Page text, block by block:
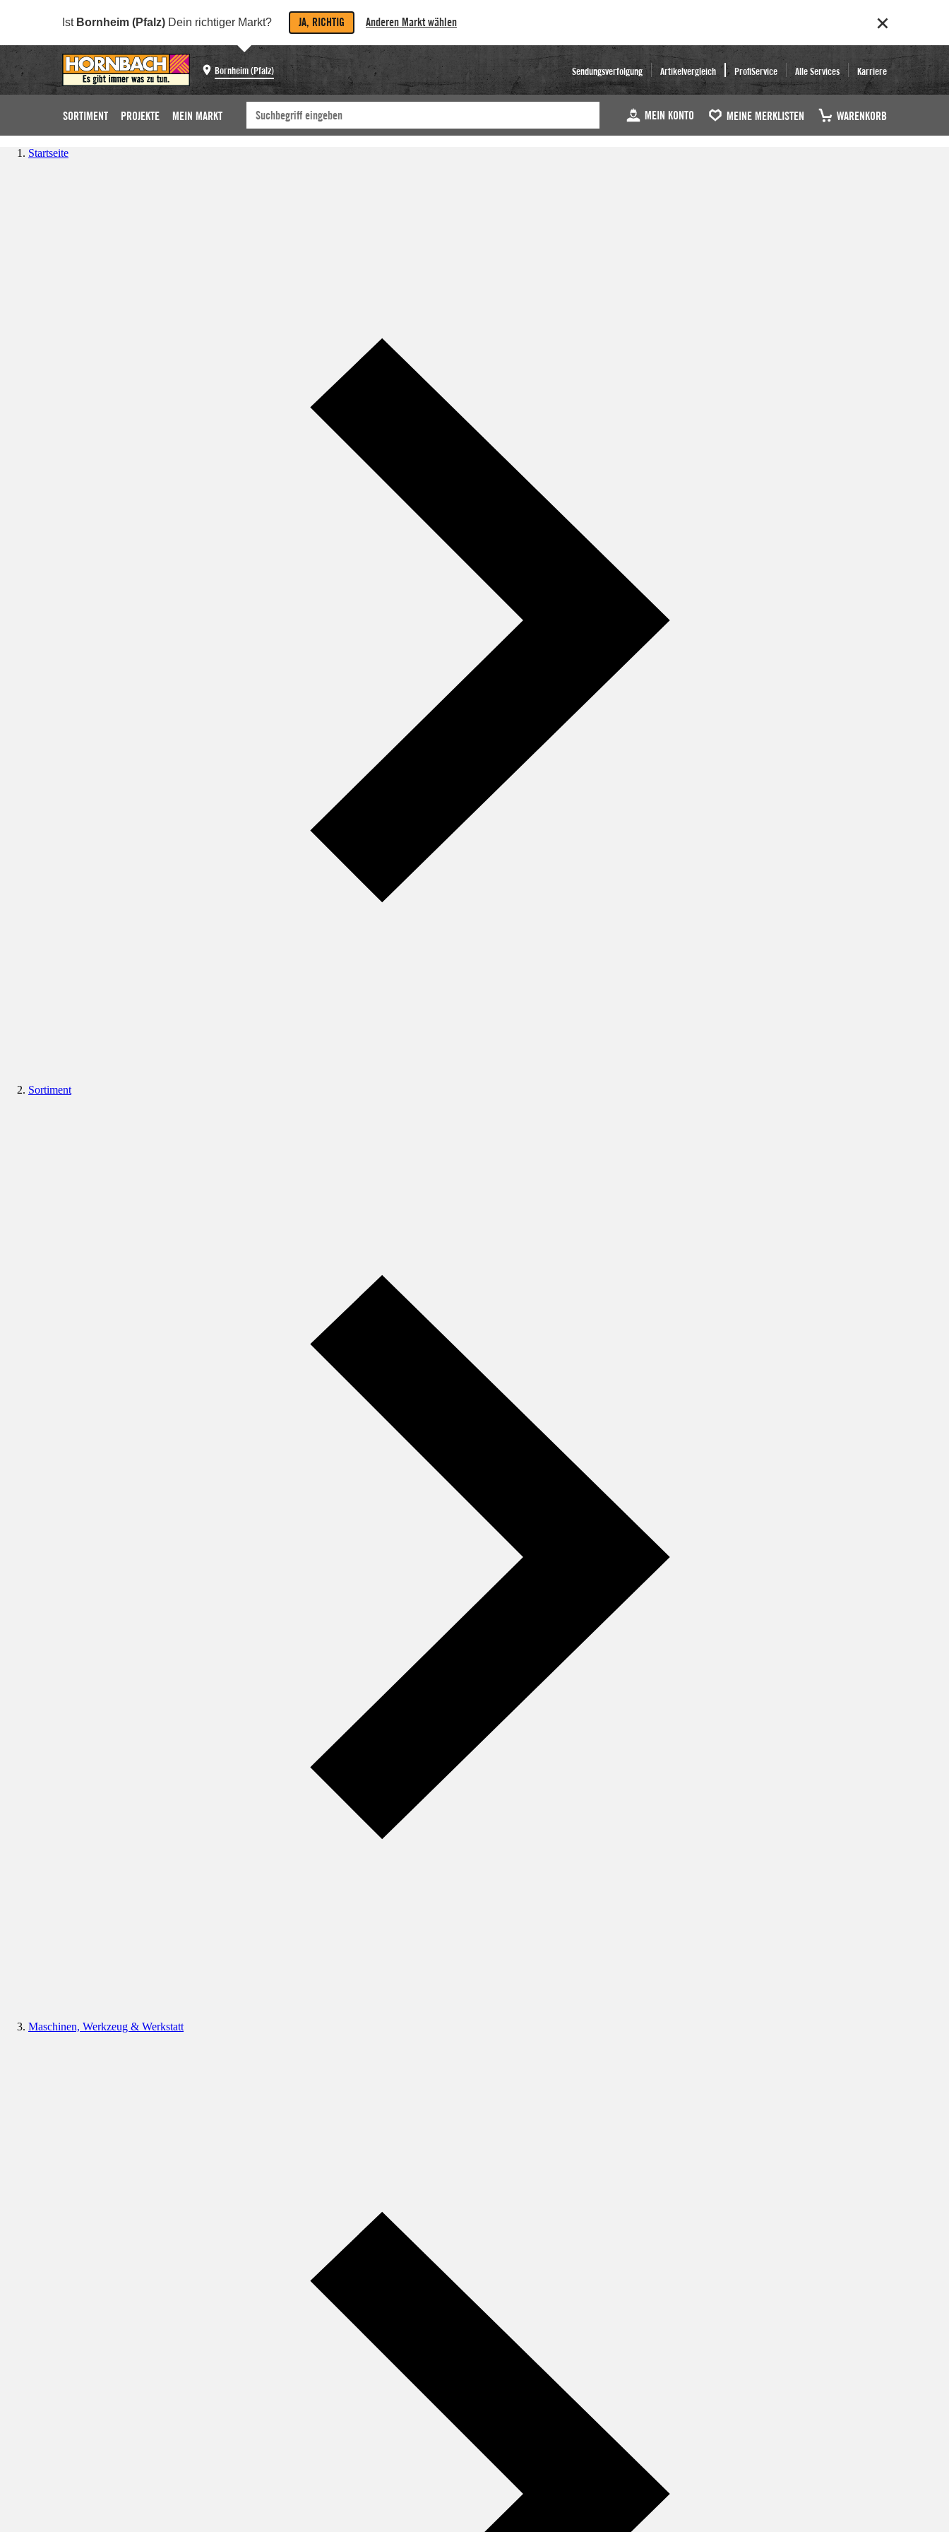
Ist Bornheim (Pfalz) Dein richtiger Markt? JA, RICHTIG Anderen Markt wählen
Bornheim (Pfalz) Sendungsverfolgung Artikelvergleich ProfiService Alle Services Karriere
SORTIMENT PROJEKTE MEIN MARKT MEIN KONTO MEINE MERKLISTEN WARENKORB
Startseite
Sortiment
Maschinen, Werkzeug & Werkstatt